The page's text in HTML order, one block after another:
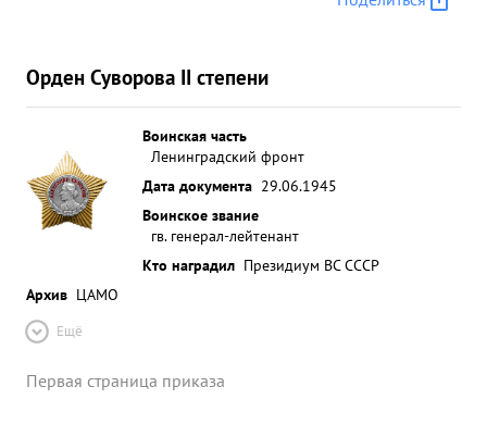
Орден Суворова II степени
Воинская часть
Ленинградский фронт
Дата документа 29.06.1945
Воинское звание
гв. генерал-лейтенант
Кто наградил Президиум ВС СССР
Архив ЦАМО
Ещё
Первая страница приказа